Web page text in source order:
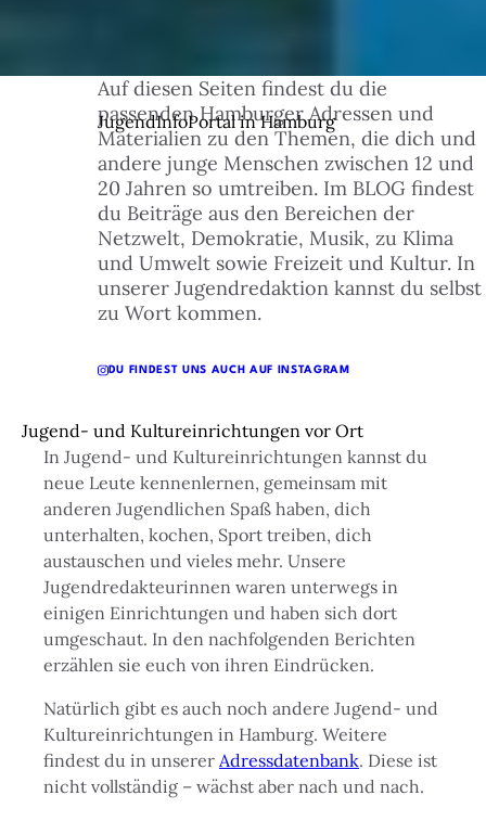
JugendInfoPortal in Hamburg
Auf diesen Seiten findest du die
passenden Hamburger Adressen und
Materialien zu den Themen, die dich und
andere junge Menschen zwischen 12 und
20 Jahren so umtreiben. Im BLOG findest
du Beiträge aus den Bereichen der
Netzwelt, Demokratie, Musik, zu Klima
und Umwelt sowie Freizeit und Kultur. In
unserer Jugendredaktion kannst du selbst
zu Wort kommen.
DU FINDEST UNS AUCH AUF INSTAGRAM
Jugend- und Kultureinrichtungen vor Ort
In Jugend- und Kultureinrichtungen kannst du
neue Leute kennenlernen, gemeinsam mit
anderen Jugendlichen Spaß haben, dich
unterhalten, kochen, Sport treiben, dich
austauschen und vieles mehr. Unsere
Jugendredakteurinnen waren unterwegs in
einigen Einrichtungen und haben sich dort
umgeschaut. In den nachfolgenden Berichten
erzählen sie euch von ihren Eindrücken.
Natürlich gibt es auch noch andere Jugend- und
Kultureinrichtungen in Hamburg. Weitere
findest du in unserer Adressdatenbank. Diese ist
nicht vollständig – wächst aber nach und nach.